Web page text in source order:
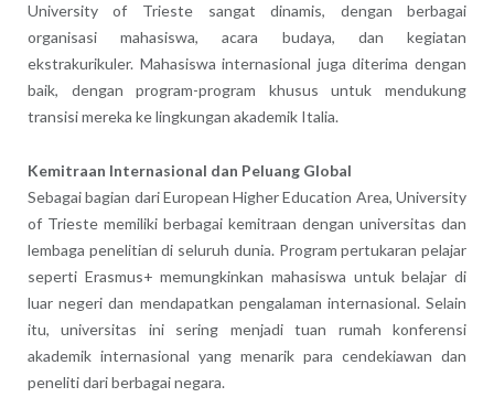
University of Trieste sangat dinamis, dengan berbagai
organisasi mahasiswa, acara budaya, dan kegiatan
ekstrakurikuler. Mahasiswa internasional juga diterima dengan
baik, dengan program-program khusus untuk mendukung
transisi mereka ke lingkungan akademik Italia.
Kemitraan Internasional dan Peluang Global
Sebagai bagian dari European Higher Education Area, University
of Trieste memiliki berbagai kemitraan dengan universitas dan
lembaga penelitian di seluruh dunia. Program pertukaran pelajar
seperti Erasmus+ memungkinkan mahasiswa untuk belajar di
luar negeri dan mendapatkan pengalaman internasional. Selain
itu, universitas ini sering menjadi tuan rumah konferensi
akademik internasional yang menarik para cendekiawan dan
peneliti dari berbagai negara.